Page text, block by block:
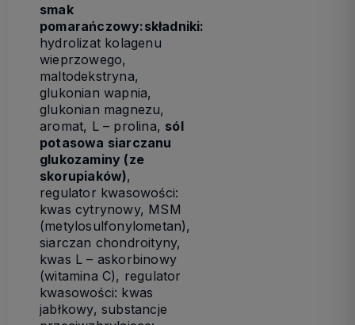
smak
pomarańczowy:składniki:
hydrolizat kolagenu
wieprzowego,
maltodekstryna,
glukonian wapnia,
glukonian magnezu,
aromat, L – prolina, sól
potasowa siarczanu
glukozaminy (ze
skorupiaków),
regulator kwasowości:
kwas cytrynowy, MSM
(metylosulfonylometan),
siarczan chondroityny,
kwas L – askorbinowy
(witamina C), regulator
kwasowości: kwas
jabłkowy, substancje